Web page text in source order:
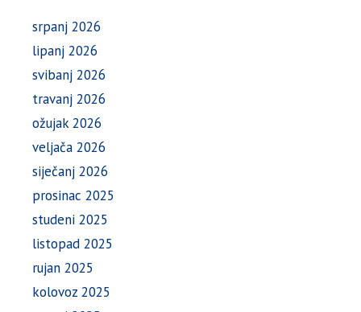
srpanj 2026
lipanj 2026
svibanj 2026
travanj 2026
ožujak 2026
veljača 2026
siječanj 2026
prosinac 2025
studeni 2025
listopad 2025
rujan 2025
kolovoz 2025